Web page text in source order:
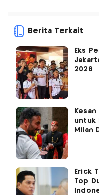
Berita Terkait
Eks
2026
untuk
Milan
Erick
Top